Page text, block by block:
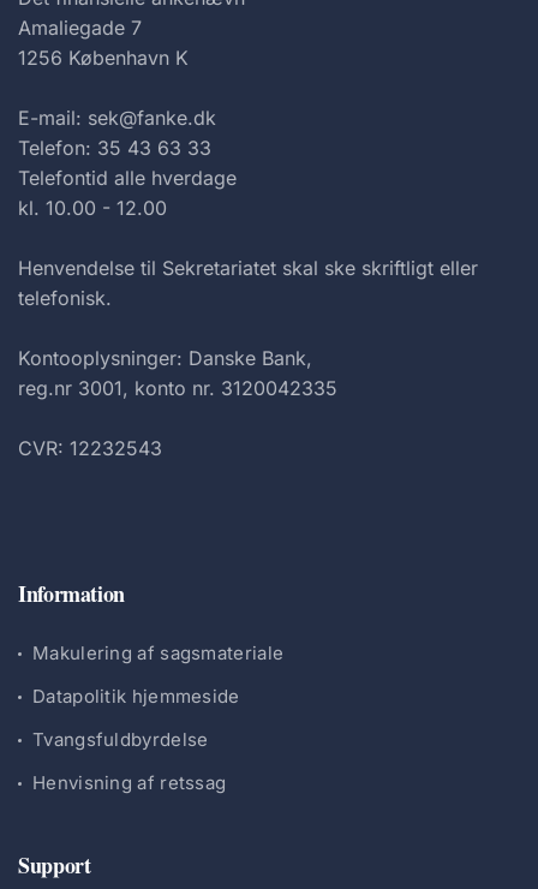
Amaliegade 7
1256 København K
E-mail: sek@fanke.dk
Telefon: 35 43 63 33
Telefontid alle hverdage
kl. 10.00 - 12.00
Henvendelse til Sekretariatet skal ske skriftligt eller
telefonisk.
Kontooplysninger: Danske Bank,
reg.nr 3001, konto nr. 3120042335
CVR: 12232543
Information
Makulering af sagsmateriale
Datapolitik hjemmeside
Tvangsfuldbyrdelse
Henvisning af retssag
Support